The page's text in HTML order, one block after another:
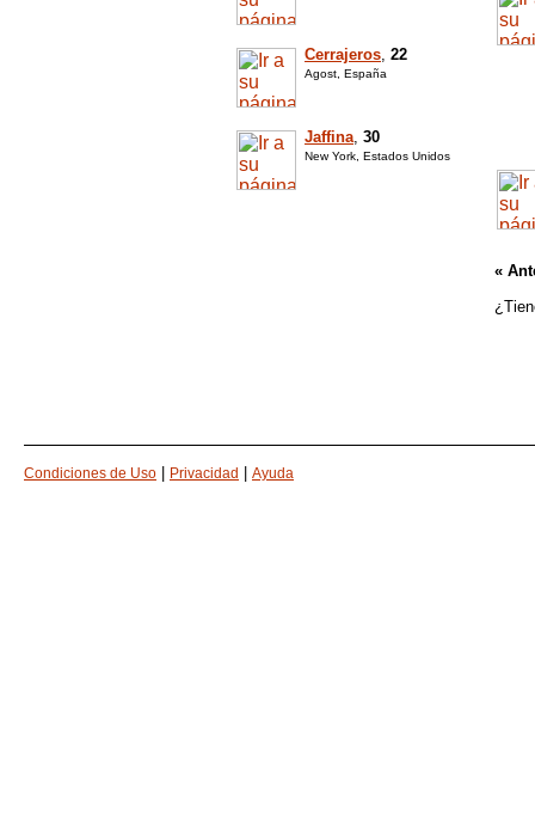
Cerrajeros, 22
Agost, España
Jaffina, 30
New York, Estados Unidos
«
Condiciones de Uso Privacidad Ayuda